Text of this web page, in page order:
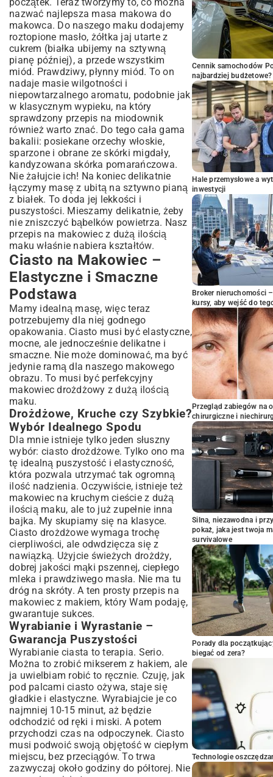
nazwać najlepsza masa makowa do
makowca. Do naszego maku dodajemy
roztopione masło, żółtka jaj utarte z
cukrem (białka ubijemy na sztywną
pianę później), a przede wszystkim
miód. Prawdziwy, płynny miód. To on
nadaje masie wilgotności i
niepowtarzalnego aromatu, podobnie jak
w klasycznym wypieku, na który
sprawdzony przepis na miodownik
również warto znać. Do tego cała gama
bakalii: posiekane orzechy włoskie,
sparzone i obrane ze skórki migdały,
kandyzowana skórka pomarańczowa.
Nie żałujcie ich! Na koniec delikatnie
łączymy masę z ubitą na sztywno pianą
z białek. To doda jej lekkości i
puszystości. Mieszamy delikatnie, żeby
nie zniszczyć bąbelków powietrza. Nasz
przepis na makowiec z dużą ilością
maku właśnie nabiera kształtów.
Ciasto na Makowiec –
Elastyczne i Smaczne
Podstawa
Mamy idealną masę, więc teraz
potrzebujemy dla niej godnego
opakowania. Ciasto musi być elastyczne,
mocne, ale jednocześnie delikatne i
smaczne. Nie może dominować, ma być
jedynie ramą dla naszego makowego
obrazu. To musi być perfekcyjny
makowiec drożdżowy z dużą ilością
maku.
Drożdżowe, Kruche czy Szybkie?
Wybór Idealnego Spodu
Dla mnie istnieje tylko jeden słuszny
wybór: ciasto drożdżowe. Tylko ono ma
tę idealną puszystość i elastyczność,
która pozwala utrzymać tak ogromną
ilość nadzienia. Oczywiście, istnieje też
makowiec na kruchym cieście z dużą
ilością maku, ale to już zupełnie inna
bajka. My skupiamy się na klasyce.
Ciasto drożdżowe wymaga trochę
cierpliwości, ale odwdzięcza się z
nawiązką. Użyjcie świeżych drożdży,
dobrej jakości mąki pszennej, ciepłego
mleka i prawdziwego masła. Nie ma tu
dróg na skróty. A ten prosty przepis na
makowiec z makiem, który Wam podaję,
gwarantuje sukces.
Wyrabianie i Wyrastanie –
Gwarancja Puszystości
Wyrabianie ciasta to terapia. Serio.
Można to zrobić mikserem z hakiem, ale
ja uwielbiam robić to ręcznie. Czuję, jak
pod palcami ciasto ożywa, staje się
gładkie i elastyczne. Wyrabiajcie je co
najmniej 10-15 minut, aż będzie
odchodzić od ręki i miski. A potem
przychodzi czas na odpoczynek. Ciasto
musi podwoić swoją objętość w ciepłym
miejscu, bez przeciągów. To trwa
zazwyczaj około godziny do półtorej. Nie
Cennik samochodów
najbardziej budżetowe?
Hale przemysłowe a
inwestycji
Broker nieruchomości
kursy, aby wejść do
Przegląd zabiegów na
chirurgiczne i
Silna, niezawodna i
pokaż, jaka jest twoja
survivalowe
Porady dla
biegać od zera?
Technologie